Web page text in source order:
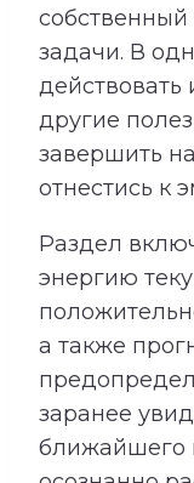
собственный
задачи. В
другие
завершить
отнестись к
Раздел
энергию
а также
заранее
ближайшего